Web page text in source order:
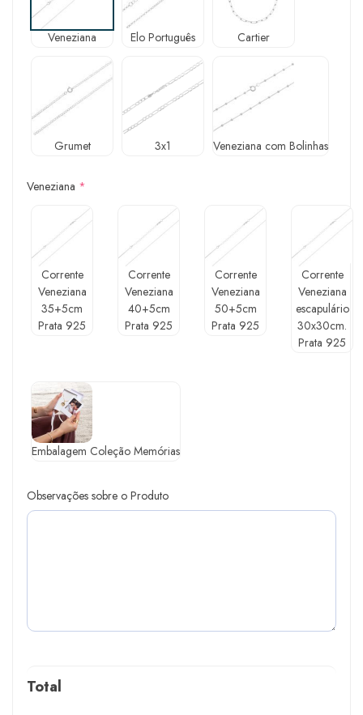
Veneziana Elo Português Cartier
Grumet 3x1 Veneziana com Bolinhas
Veneziana *
Corrente
Veneziana
35+5cm
Prata 925
Corrente
Veneziana
40+5cm
Prata 925
Corrente
Veneziana
50+5cm
Prata 925
Corrente
Veneziana
escapulário
30x30cm.
Prata 925
Embalagem Coleção Memórias
Observações sobre o Produto
Total